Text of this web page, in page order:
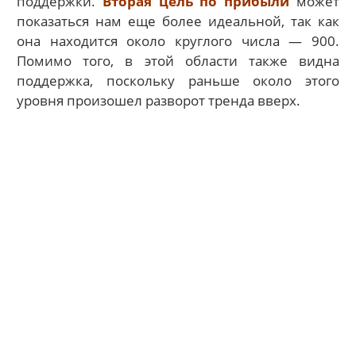
показаться нам еще более идеальной, так как
она находится около круглого числа — 900.
Помимо того, в этой области также видна
поддержка, поскольку раньше около этого
уровня произошел разворот тренда вверх.